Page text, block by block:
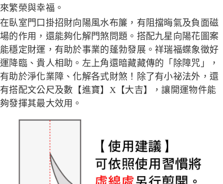
來繁榮與幸福。
在臥室門口掛招財向陽風水布簾，有阻擋晦氣及負面磁
場的作用，還能夠化解門煞問題。搭配九星向陽花圖案
能穩定財運，有助於事業的蓬勃發展。祥瑞福蝶象徵好
運降臨、貴人相助。左上角還暗藏藏傳的「除障咒」，
有助於淨化業障、化解各式財煞！除了有小祕法外，還
有搭配文公尺及數【進寶】X【大吉】，讓開運物件能
夠發揮其最大效用。